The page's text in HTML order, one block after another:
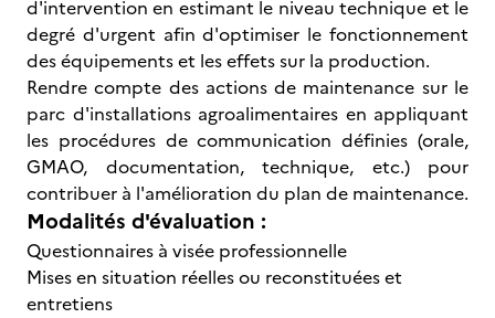
d'intervention en estimant le niveau technique et le
degré d'urgent afin d'optimiser le fonctionnement
des équipements et les effets sur la production.
Rendre compte des actions de maintenance sur le
parc d'installations agroalimentaires en appliquant
les procédures de communication définies (orale,
GMAO, documentation, technique, etc.) pour
contribuer à l'amélioration du plan de maintenance.
Modalités d'évaluation :
Questionnaires à visée professionnelle
Mises en situation réelles ou reconstituées et
entretiens